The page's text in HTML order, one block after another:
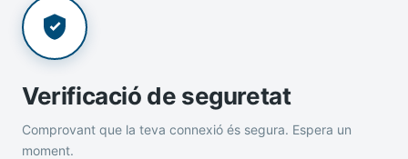
Verificació de seguretat
Comprovant que la teva connexió és segura. Espera un
moment.